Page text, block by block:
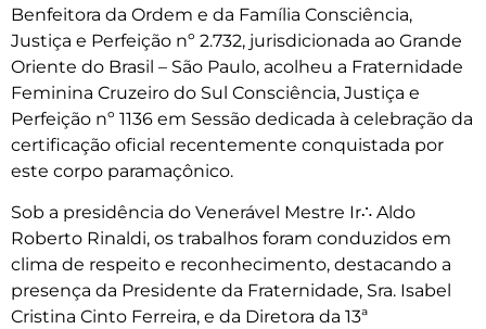
Benfeitora da Ordem e da Família Consciência,
Justiça e Perfeição nº 2.732, jurisdicionada ao Grande
Oriente do Brasil – São Paulo, acolheu a Fraternidade
Feminina Cruzeiro do Sul Consciência, Justiça e
Perfeição nº 1136 em Sessão dedicada à celebração da
certificação oficial recentemente conquistada por
este corpo paramaçônico.
Sob a presidência do Venerável Mestre Ir∴ Aldo
Roberto Rinaldi, os trabalhos foram conduzidos em
clima de respeito e reconhecimento, destacando a
presença da Presidente da Fraternidade, Sra. Isabel
Cristina Cinto Ferreira, e da Diretora da 13ª